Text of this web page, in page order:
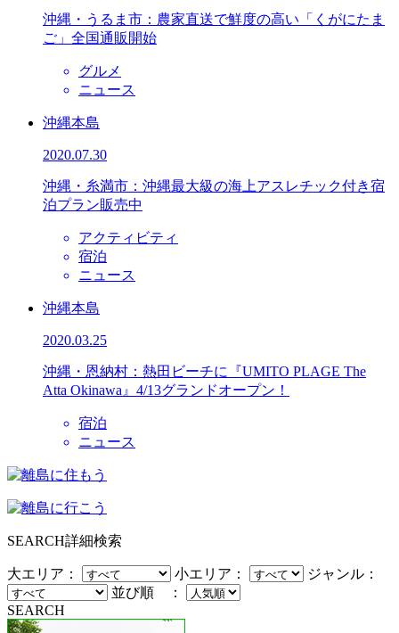
沖縄・うるま市：農家直送で鮮度の高い「くがにたま
ご」全国通販開始
グルメ
ニュース
沖縄本島
2020.07.30
沖縄・糸満市：沖縄最大級の海上アスレチック付き宿
泊プラン販売中
アクティビティ
宿泊
ニュース
沖縄本島
2020.03.25
沖縄・恩納村：熱田ビーチに『UMITO PLAGE The
Atta Okinawa』4/13グランドオープン！
宿泊
ニュース
SEARCH詳細検索
大エリア： 小エリア：
ジャンル：
並び順 ：
SEARCH